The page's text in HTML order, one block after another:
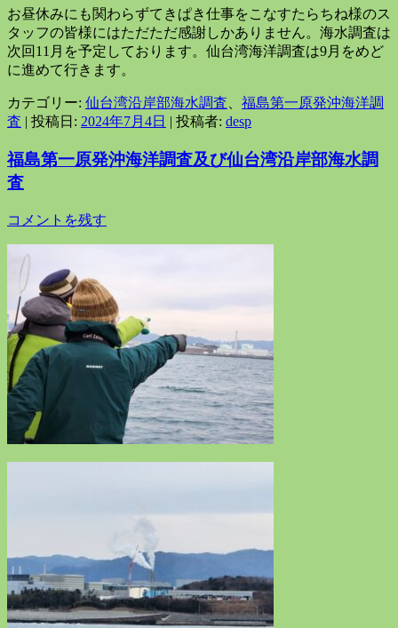
お昼休みにも関わらずてきぱき仕事をこなすたらちね様のス
タッフの皆様にはただただ感謝しかありません。海水調査は
次回11月を予定しております。仙台湾海洋調査は9月をめど
に進めて行きます。
カテゴリー: 仙台湾沿岸部海水調査、 福島第一原発沖海洋調
査 | 投稿日: 2024年7月4日 | 投稿者: desp
福島第一原発沖海洋調査及び仙台湾沿岸部海水調
査
コメントを残す